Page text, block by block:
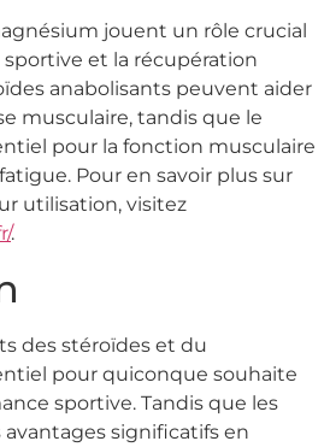
jouent un rôle crucial
et la récupération
anabolisants peuvent aider
musculaire, tandis que le
pour la fonction musculaire
Pour en savoir plus sur
utilisation, visitez
.
des stéroïdes et du
pour quiconque souhaite
sportive. Tandis que les
significatifs en